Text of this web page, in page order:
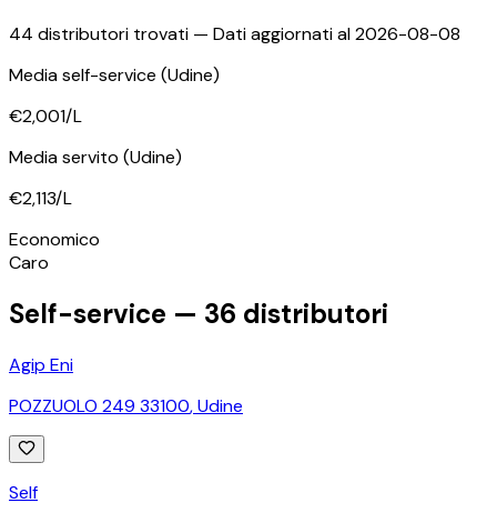
44 distributori trovati — Dati aggiornati al2026-08-08
Media self-service (Udine)
€2,001/L
Media servito (Udine)
€2,113/L
Economico
Caro
Self-service — 36 distributori
Agip Eni
POZZUOLO 249 33100,Udine
Self